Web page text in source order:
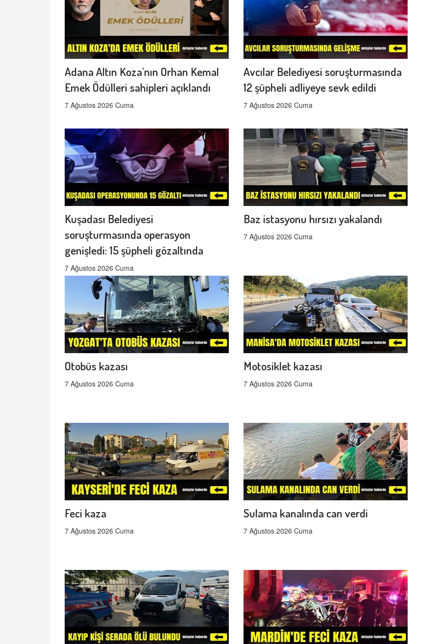
Adana Altın Koza'nın Orhan Kemal
Emek Ödülleri sahipleri açıklandı
7 Ağustos 2026 Cuma
Avcılar Belediyesi soruşturmasında
12 şüpheli adliyeye sevk edildi
7 Ağustos 2026 Cuma
Kuşadası Belediyesi
soruşturmasında operasyon
genişledi: 15 şüpheli gözaltında
7 Ağustos 2026 Cuma
Baz istasyonu hırsızı yakalandı
7 Ağustos 2026 Cuma
Otobüs kazası
7 Ağustos 2026 Cuma
Motosiklet kazası
7 Ağustos 2026 Cuma
Feci kaza
7 Ağustos 2026 Cuma
Sulama kanalında can verdi
7 Ağustos 2026 Cuma